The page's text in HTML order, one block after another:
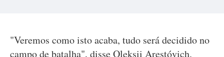
"Veremos como isto acaba, tudo será decidido no
campo de batalha", disse Oleksii Arestóvich.